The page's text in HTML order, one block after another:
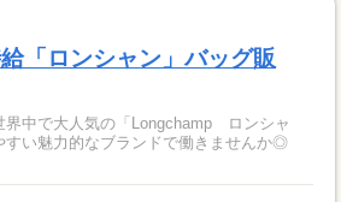
「ロンシャン」バッグ販
界中で大人気の「Longchamp ロンシャ
すい魅力的なブランドで働きませんか◎